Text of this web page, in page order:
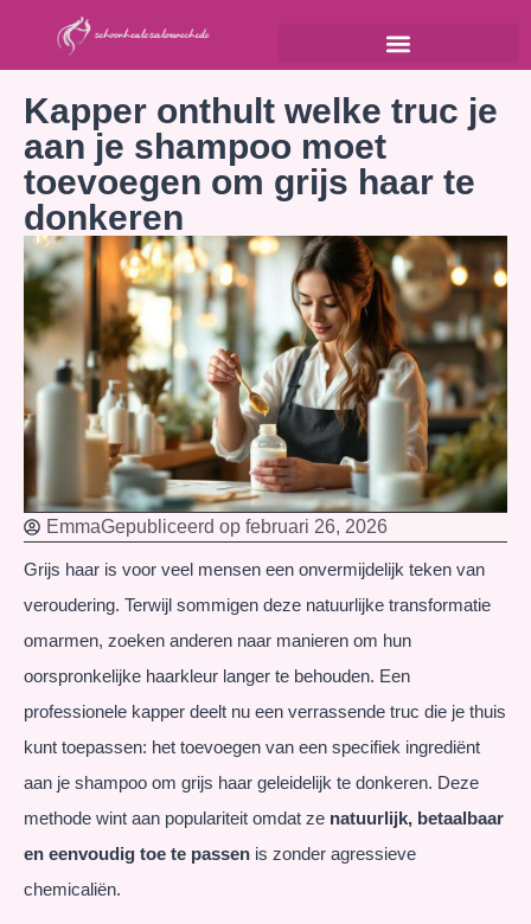
Kapper onthult welke truc je
aan je shampoo moet
toevoegen om grijs haar te
donkeren
EmmaGepubliceerd op februari 26, 2026
Grijs haar is voor veel mensen een onvermijdelijk teken van
veroudering. Terwijl sommigen deze natuurlijke transformatie
omarmen, zoeken anderen naar manieren om hun
oorspronkelijke haarkleur langer te behouden. Een
professionele kapper deelt nu een verrassende truc die je thuis
kunt toepassen: het toevoegen van een specifiek ingrediënt
aan je shampoo om grijs haar geleidelijk te donkeren. Deze
methode wint aan populariteit omdat ze natuurlijk, betaalbaar
en eenvoudig toe te passen is zonder agressieve
chemicaliën.